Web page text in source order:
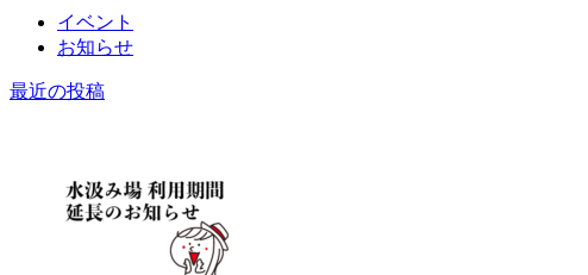
イベント
お知らせ
最近の投稿